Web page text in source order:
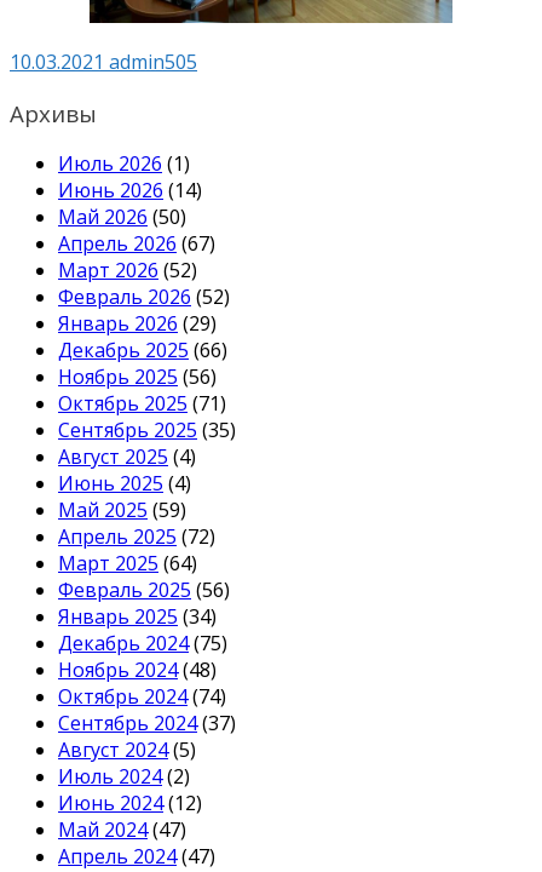
10.03.2021 admin505
Архивы
Июль 2026 (1)
Июнь 2026 (14)
Май 2026 (50)
Апрель 2026 (67)
Март 2026 (52)
Февраль 2026 (52)
Январь 2026 (29)
Декабрь 2025 (66)
Ноябрь 2025 (56)
Октябрь 2025 (71)
Сентябрь 2025 (35)
Август 2025 (4)
Июнь 2025 (4)
Май 2025 (59)
Апрель 2025 (72)
Март 2025 (64)
Февраль 2025 (56)
Январь 2025 (34)
Декабрь 2024(75)
Ноябрь 2024(48)
Октябрь 2024(74)
Сентябрь 2024(37)
Август 2024(5)
Июль 2024(2)
Июнь 2024(12)
Май 2024(47)
Апрель 2024(47)